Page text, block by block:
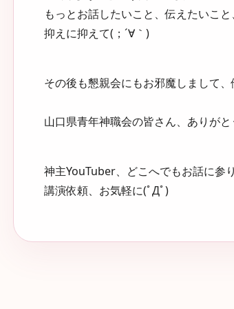
もっとお話したいこと、伝えたいこ
抑えに抑えて(；´∀｀)
その後も懇親会にもお邪魔しまして
山口県青年神職会の皆さん、ありがと
神主YouTuber、どこへでもお話に参
講演依頼、お気軽に(ﾟДﾟ)